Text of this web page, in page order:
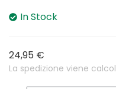
In Stock
24,95 €
La spedizione viene